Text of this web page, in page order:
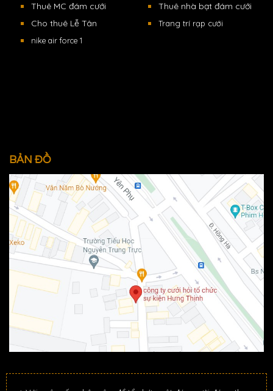
Thuê MC đám cưới
Cho thuê Lễ Tân
nike air force 1
Thuê nhà bạt đám cưới
Trang trí rạp cưới
BẢN ĐỒ